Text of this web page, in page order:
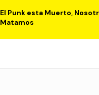
El Punk esta Muerto,
Matamos